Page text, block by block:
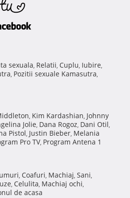
sexuala, Relatii, Cuplu, Iubire,
, Pozitii sexuale Kamasutra,
, Kim Kardashian, Johnny
Jolie, Dana Rogoz, Dani Otil,
Pistol, Justin Bieber, Melania
Pro TV, Program Antena 1
, Coafuri, Machiaj, Sani,
, Celulita, Machiaj ochi,
de acasa